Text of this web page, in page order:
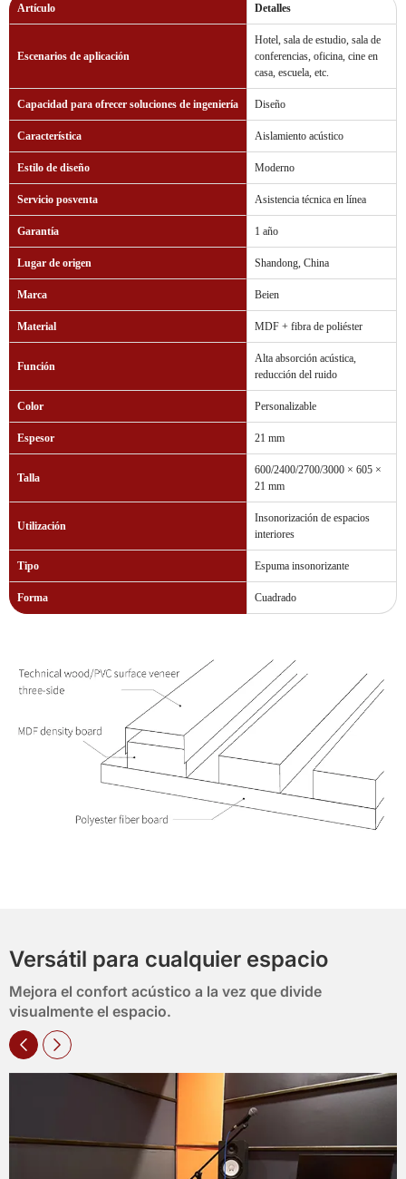
Artículo Detalles
Escenarios de aplicación
Hotel, sala de estudio, sala de
conferencias, oficina, cine en
casa, escuela, etc.
Capacidad para ofrecer soluciones de ingeniería Diseño
Característica Aislamiento acústico
Estilo de diseño Moderno
Servicio posventa Asistencia técnica en línea
Garantía 1 año
Lugar de origen Shandong, China
Marca Beien
Material MDF + fibra de poliéster
Función
Alta absorción acústica,
reducción del ruido
Color Personalizable
Espesor 21 mm
Talla
600/2400/2700/3000 × 605 ×
21 mm
Utilización
Insonorización de espacios
interiores
Tipo Espuma insonorizante
Forma Cuadrado
Versátil para cualquier espacio
Mejora el confort acústico a la vez que divide
visualmente el espacio.